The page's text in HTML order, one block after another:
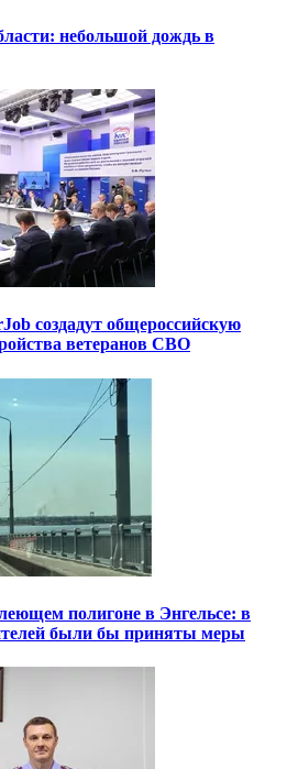
небольшой дождь в
создадут общероссийскую
ветеранов СВО
полигоне в Энгельсе: в
были бы приняты меры